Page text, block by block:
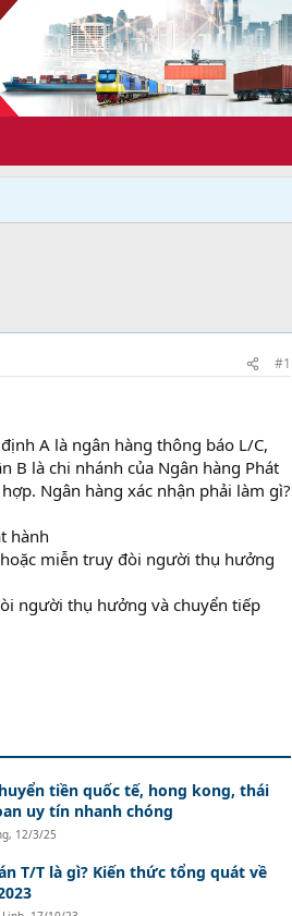
#1
A là ngân hàng thông báo L/C,
B là chi nhánh của Ngân hàng Phát
Ngân hàng xác nhận phải làm gì?
hành
miễn truy đòi người thụ hưởng
người thụ hưởng và chuyển tiếp
tiền quốc tế, hong kong, thái
uy tín nhanh chóng
, 12/3/25
T/T là gì? Kiến thức tổng quát về